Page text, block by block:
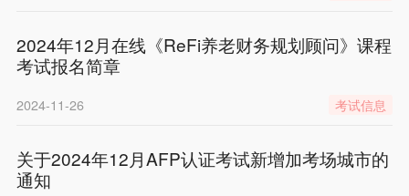
2024年12月在线《ReFi养老财务规划顾问》课程
考试报名简章
2024-11-26 考试信息
关于2024年12月AFP认证考试新增加考场城市的
通知